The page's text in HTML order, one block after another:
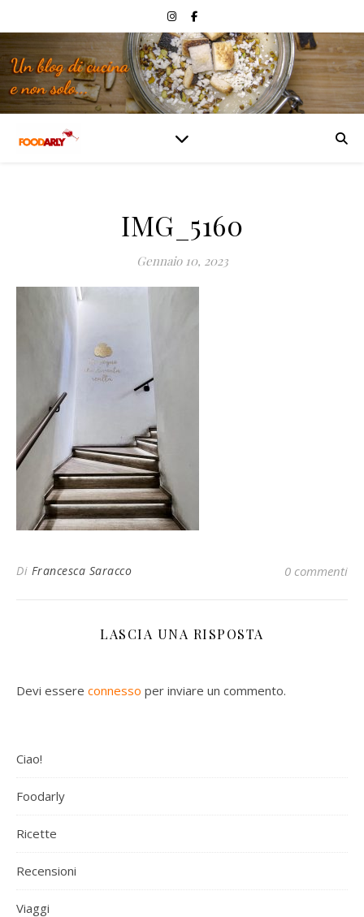
IMG_5160
Gennaio 10, 2023
Di Francesca Saracco 0 commenti
LASCIA UNA RISPOSTA
Devi essere connesso per inviare un commento.
Ciao!
Foodarly
Ricette
Recensioni
Viaggi